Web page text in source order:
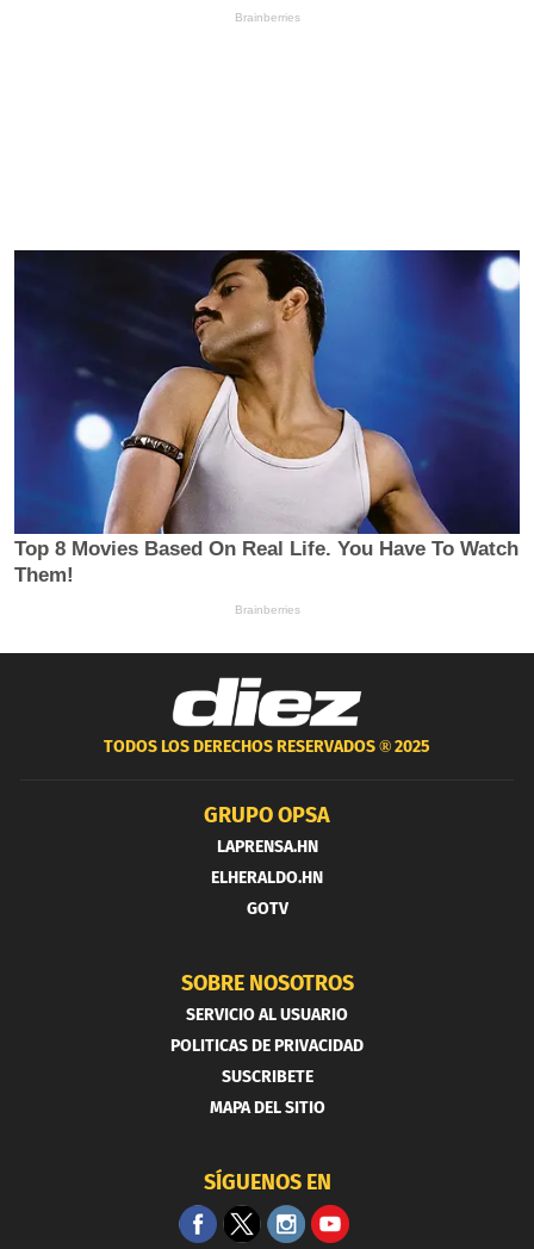
TODOS LOS DERECHOS RESERVADOS ®2025
GRUPO OPSA
LAPRENSA.HN
ELHERALDO.HN
GOTV
SOBRE NOSOTROS
SERVICIO AL USUARIO
POLITICAS DE PRIVACIDAD
SUSCRIBETE
MAPA DEL SITIO
SÍGUENOS EN